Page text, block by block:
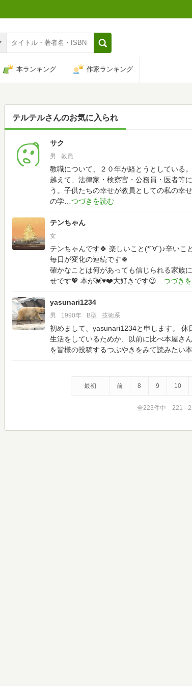
本ランキング 作家ランキング
テルテルさんのお気に入られ
223 サク
男 教員
教職について、２０年が経とうとしている
越えて、法律家・検察官・公務員・医者等
う。子供たちの幸せが教員としての私の幸
の学
テンちゃん
女
テンちゃんです🍀 楽しいこと(*´∀`)♪辛いこ
毎日が変化の連続です🍀
確かなことは何があっても信じられる家族
せです💖 本が💓♥️❤️大好きです😉
yasunari1234
男 1990年 B型 技術系
初めまして、yasunari1234と申します。 休
生活をしているためか、以前に比べ本屋さ
を皆様の投稿するつぶやきをみて読みたい
最初 前 8 9 10
全223件中 221 -